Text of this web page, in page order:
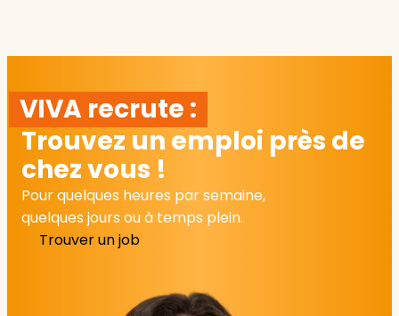
VIVA recrute :
Trouvez un emploi près de
chez vous !
Pour quelques heures par semaine,
quelques jours ou à temps plein.
Trouver un job